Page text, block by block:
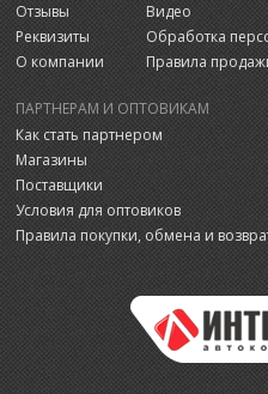
Отзывы
Реквизиты
О компании
Видео
Обработка
Правила
ПАРТНЕРАМ И ОПТОВИКАМ
Как стать партнером
Магазины
Поставщики
Условия для оптовиков
Правила покупки, обмена и